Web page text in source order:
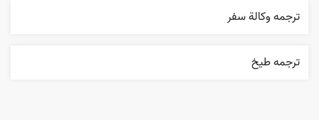
ترجمه وکالة سفر
ترجمه طيخ